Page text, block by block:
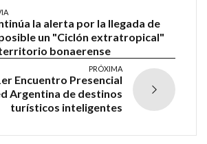
la alerta por la llegada de
un "Ciclón extratropical"
bonaerense
PRÓXIMA
Encuentro Presencial
Argentina de destinos
turísticos inteligentes